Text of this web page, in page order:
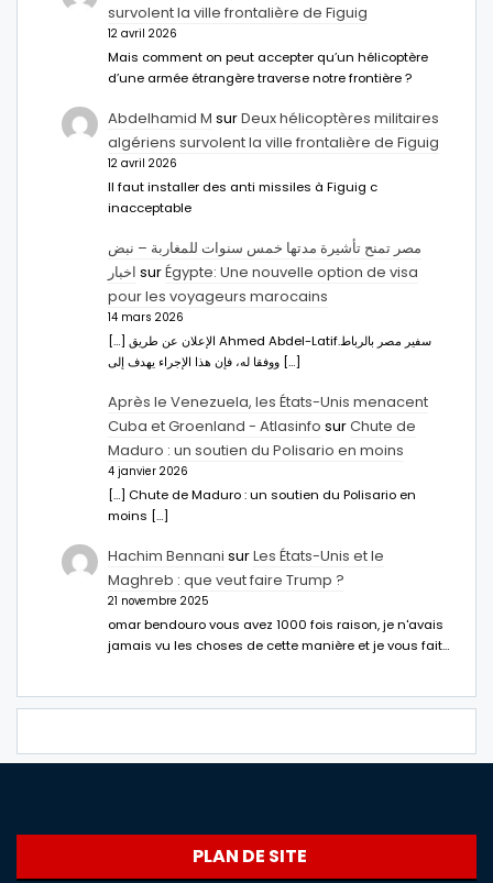
survolent la ville frontalière de Figuig
12 avril 2026
Mais comment on peut accepter qu’un hélicoptère
d’une armée étrangère traverse notre frontière ?
Abdelhamid M surDeux hélicoptères militaires
algériens survolent la ville frontalière de Figuig
12 avril 2026
Il faut installer des anti missiles à Figuig c
inacceptable
مصر تمنح تأشيرة مدتها خمس سنوات للمغاربة – نبض
اخبار surÉgypte: Une nouvelle option de visa
pour les voyageurs marocains
14 mars 2026
[…] الإعلان عن طريق Ahmed Abdel-Latifسفير مصر بالرباط.
ووفقا له، فإن هذا الإجراء يهدف إلى […]
Après le Venezuela, les États-Unis menacent
Cuba et Groenland - Atlasinfo surChute de
Maduro : un soutien du Polisario en moins
4 janvier 2026
[…] Chute de Maduro : un soutien du Polisario en
moins […]
Hachim Bennani surLes États-Unis et le
Maghreb : que veut faire Trump ?
21 novembre 2025
omar bendouro vous avez 1000 fois raison, je n'avais
jamais vu les choses de cette manière et je vous fait…
PLAN DE SITE